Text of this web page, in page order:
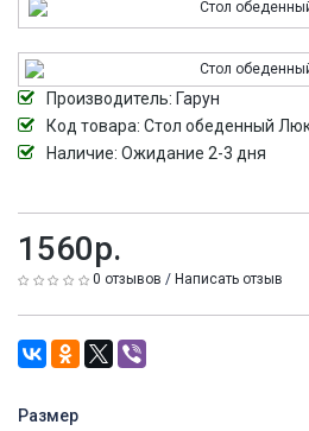
Производитель: Гарун
Код товара: Стол обеденный
Наличие: Ожидание 2-3 дня
1560р.
0 отзывов / Написать отзыв
Размер